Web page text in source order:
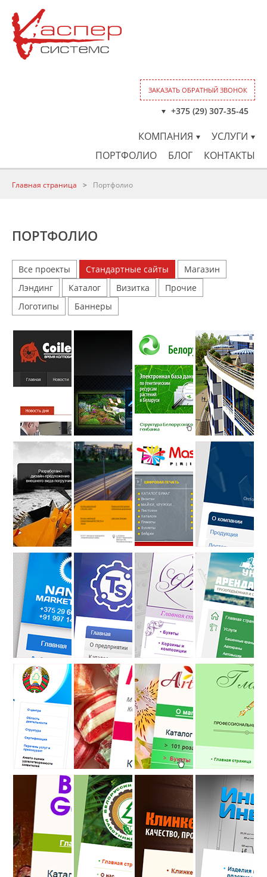
ЗАКАЗАТЬ ОБРАТНЫЙ ЗВОНОК
+375 (29) 307-35-45
КОМПАНИЯ
УСЛУГИ
ПОРТФОЛИО
БЛОГ КОНТАКТЫ
Главная страница > Портфолио
ПОРТФОЛИО
Все проекты Стандартные сайты
Магазин
Лэндинг
Каталог Визитка
Прочие
Логотипы
Баннеры
Редизайн
сайта
журнала
Coiled
Tubing
корпоративного
Юнайтед
Компани
Создание
сайта
практического
центра
НАН
Беларуси
по
земледелию
Редизайн
сайта
группы
компаний
ТАПАС
Создание
корпоративного
сайта
компании
«Белкарпластик»
Редизайн
корпоративного
сайта
Нефтебитумного
завода
Разработка
сайта
полиграфической
компании
Masterprint.by
Стантарт
Алтехнотрейд
Стандарт
Nandan
Marketing
FZC
Стандарт
Тахат
Сервис
Стандарт
Флоретта
Стандарт
122 УНРМ
Стандарт
Бел. гос.
вет. центр
Стандарт
Konfibel
Стандарт
Art-Flower
Стандарт
ГлавБух
Стандарт
BaliArtGallery
Стандарт
Белорусский
профсоюз
работников
леса
Стандарт
Клинкерный
Стандарт
Инвайт
Инвест